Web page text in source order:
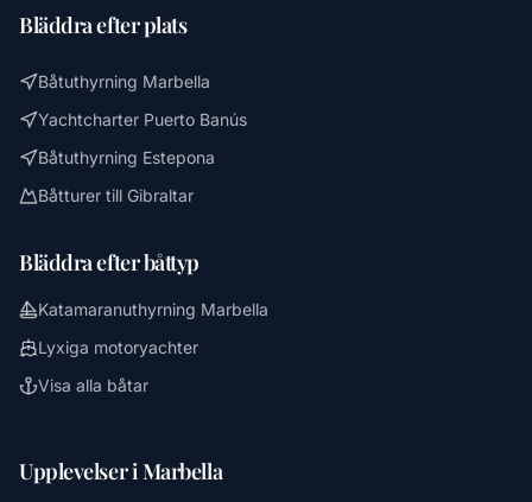
Bläddra efter plats
Båtuthyrning Marbella
Yachtcharter Puerto Banús
Båtuthyrning Estepona
Båtturer till Gibraltar
Bläddra efter båttyp
Katamaranuthyrning Marbella
Lyxiga motoryachter
Visa alla båtar
Upplevelser i Marbella